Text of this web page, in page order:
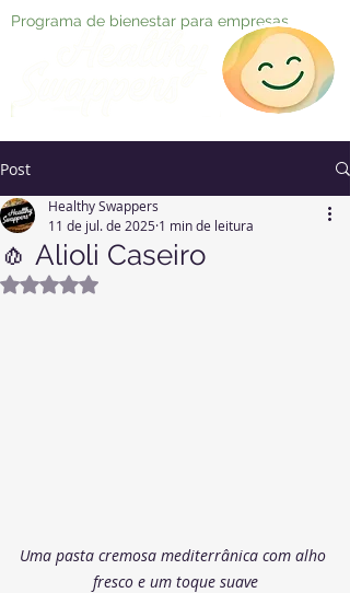
Programa de bienestar para empresas
Post
🧄 Alioli Caseiro
Healthy Swappers
11 de jul. de 2025 1 min de leitura
Avaliado com NaN de 5 estrelas.
Uma pasta cremosa mediterrânica com alho
fresco e um toque suave